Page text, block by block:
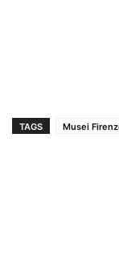
TAGS Musei